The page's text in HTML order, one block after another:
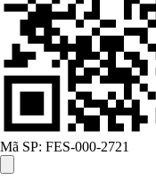
Mã SP: FES-000-2721